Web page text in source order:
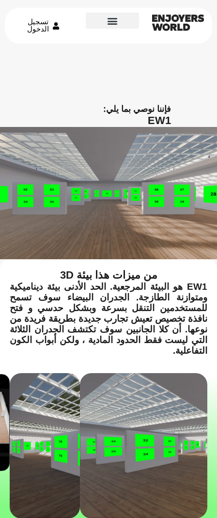
تسجيل
الدخول
فإننا نوصي بما يلي:
EW1
من ميزات هذا بيئة 3D
EW1 هو البيئة المرجعية. الحد الأدنى بيئة ديناميكية
ومتوازنة الطازجة. الجدران البيضاء سوف تسمح
للمستخدمين التنقل بسرعة وبشكل حدسي و فتح
نافذة تخصيص تعيش تجارب جديدة بطريقة فريدة من
نوعها. أن كلا الجانبين سوف تكتشف الجدران الثلاثة
التي ليست فقط الحدود المادية ، ولكن أبواب الكون
التفاعلية.